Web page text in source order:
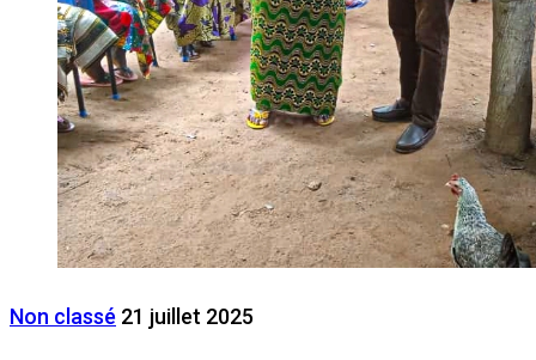
Non classé 21 juillet 2025